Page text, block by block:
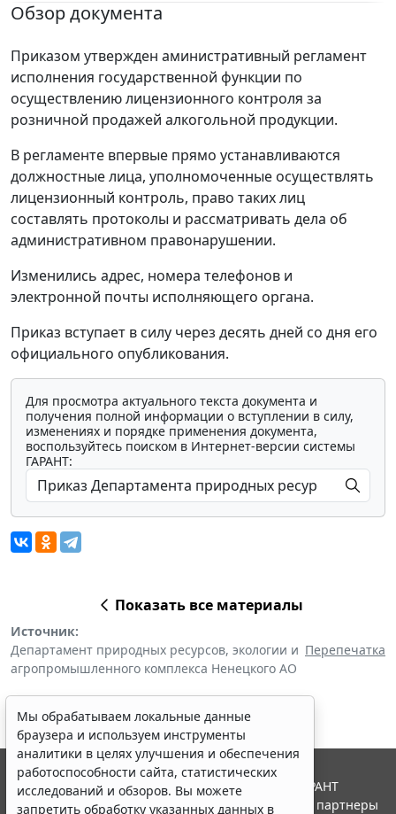
Обзор документа
Приказом утвержден аминистративный регламент
исполнения государственной функции по
осуществлению лицензионного контроля за
розничной продажей алкогольной продукции.
В регламенте впервые прямо устанавливаются
должностные лица, уполномоченные осуществлять
лицензионный контроль, право таких лиц
составлять протоколы и рассматривать дела об
административном правонарушении.
Изменились адрес, номера телефонов и
электронной почты исполняющего органа.
Приказ вступает в силу через десять дней со дня его
официального опубликования.
Для просмотра актуального текста документа и
получения полной информации о вступлении в силу,
изменениях и порядке применения документа,
воспользуйтесь поиском в Интернет-версии системы
ГАРАНТ:
Показать все материалы
Источник:
Департамент природных ресурсов, экологии и
агропромышленного комплекса Ненецкого АО
Перепечатка
Мы обрабатываем локальные данные
браузера и используем инструменты
аналитики в целях улучшения и обеспечения
работоспособности сайта, статистических
исследований и обзоров. Вы можете
запретить обработку указанных данных в
© ООО "НПП "ГАРАНТ-СЕРВИС", 2026. Система ГАРАНТ
выпускается с 1990 года. Компания "Гарант" и ее партнеры